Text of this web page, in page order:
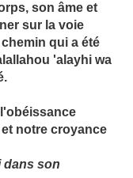
son âme et
sur la voie
qui a été
'alayhi wa
notre croyance
dans son